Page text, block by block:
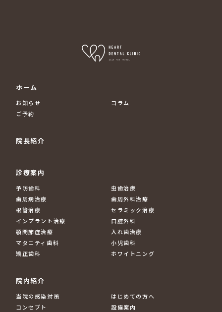
ホーム
お知らせ
コラム
ご予約
院長紹介
診療案内
予防歯科
虫歯治療
歯周病治療
歯周外科治療
根管治療
セラミック治療
インプラント治療
口腔外科
顎関節症治療
入れ歯治療
マタニティ歯科
小児歯科
矯正歯科
ホワイトニング
院内紹介
当院の感染対策
はじめての方へ
コンセプト
設備案内